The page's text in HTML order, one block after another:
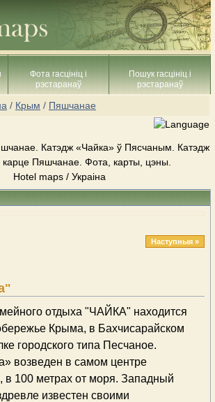
Фота гасцініц і
рэстаранаў
Пошук гасцініц і
рэстаранаў
/ Крым / Пяшчанае
Катэдж «Чайка» ў Пясчаным. Катэдж
карце Пяшчанае. Фота, карты, цэны.
Hotel maps / Украіна
Наступныя »
отдыха "ЧАЙКА" находится
Крыма, в Бахчисарайском
городского типа Песчаное.
возведен в самом центре
в 100 метрах от моря. Западный
известен своими